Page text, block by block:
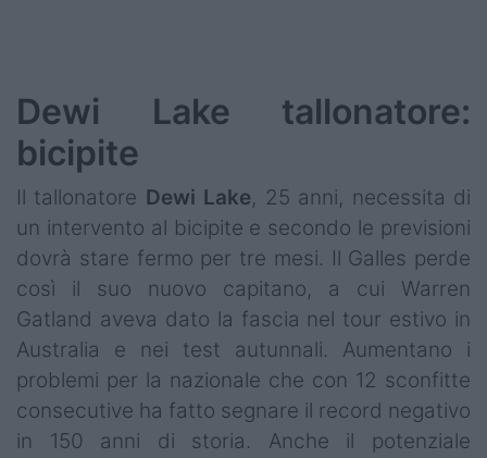
Dewi Lake tallonatore:
bicipite
Il tallonatore Dewi Lake, 25 anni, necessita di
un intervento al bicipite e secondo le previsioni
dovrà stare fermo per tre mesi. Il Galles perde
così il suo nuovo capitano, a cui Warren
Gatland aveva dato la fascia nel tour estivo in
Australia e nei test autunnali. Aumentano i
problemi per la nazionale che con 12 sconfitte
consecutive ha fatto segnare il record negativo
in 150 anni di storia. Anche il potenziale